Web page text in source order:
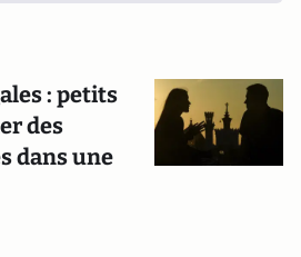
: petits
des
dans une